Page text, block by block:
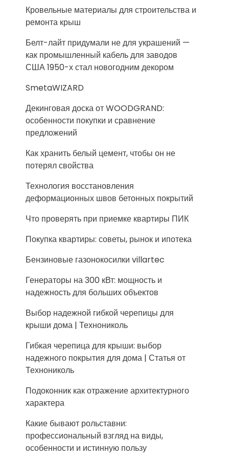
Кровельные материалы для строительства и
ремонта крыш
Белт-лайт придумали не для украшений —
как промышленный кабель для заводов
США 1950-х стал новогодним декором
SmetaWIZARD
Декинговая доска от WOODGRAND:
особенности покупки и сравнение
предложений
Как хранить белый цемент, чтобы он не
потерял свойства
Технология восстановления
деформационных швов бетонных покрытий
Что проверять при приемке квартиры ПИК
Покупка квартиры: советы, рынок и ипотека
Бензиновые газонокосилки villartec
Генераторы на 300 кВт: мощность и
надежность для больших объектов
Выбор надежной гибкой черепицы для
крыши дома | Технониколь
Гибкая черепица для крыши: выбор
надежного покрытия для дома | Статья от
Технониколь
Подоконник как отражение архитектурного
характера
Какие бывают рольставни:
профессиональный взгляд на виды,
особенности и истинную пользу